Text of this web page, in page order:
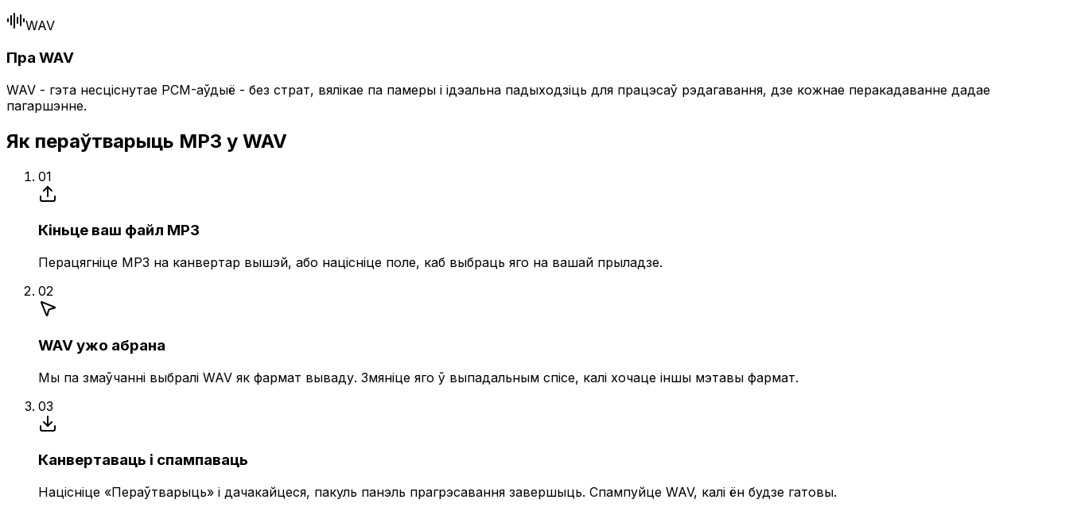
WAV
Пра WAV
WAV - гэта несціснутае PCM-аўдыё - без страт, вялікае па памеры і ідэальна падыходзіць для працэсаў рэдагавання, дзе кожнае перакадаванне дадае
пагаршэнне.
Як пераўтварыць MP3 у WAV
01
Кіньце ваш файл MP3
Перацягніце MP3 на канвертар вышэй, або націсніце поле, каб выбраць яго на вашай прыладзе.
02
WAV ужо абрана
Мы па змаўчанні выбралі WAV як фармат вываду. Змяніце яго ў выпадальным спісе, калі хочаце іншы мэтавы фармат.
03
Канвертаваць і спампаваць
Націсніце «Пераўтварыць» і дачакайцеся, пакуль панэль прагрэсавання завершыць. Спампуйце WAV, калі ён будзе гатовы.